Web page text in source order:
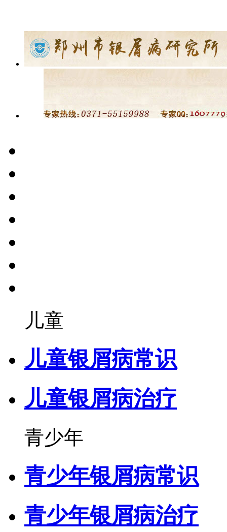
儿童
儿童银屑病常识
儿童银屑病治疗
青少年
青少年银屑病常识
青少年银屑病治疗